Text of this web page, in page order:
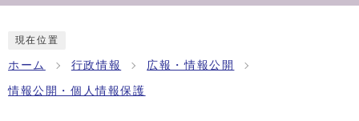
現在位置
ホーム 行政情報 広報・情報公開
情報公開・個人情報保護